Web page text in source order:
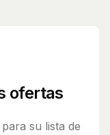
ofertas
su lista de